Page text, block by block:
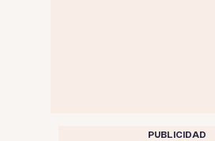
PUBLICIDAD